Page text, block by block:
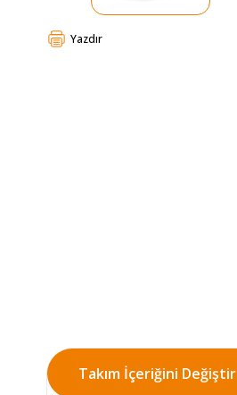
Yazdır
Takım İçeriğini Değiştir